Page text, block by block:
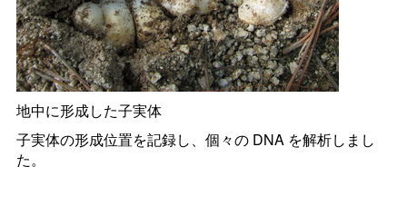
地中に形成した子実体
子実体の形成位置を記録し、個々の DNA を解析しまし
た。